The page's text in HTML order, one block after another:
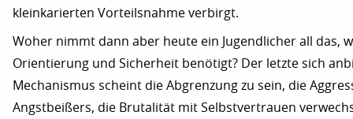
kleinkarierten Vorteilsnahme verbirgt.
Woher nimmt dann aber heute ein Jugendlicher all das,
Orientierung und Sicherheit benötigt? Der letzte sich
Mechanismus scheint die Abgrenzung zu sein, die
Angstbeißers, die Brutalität mit Selbstvertrauen